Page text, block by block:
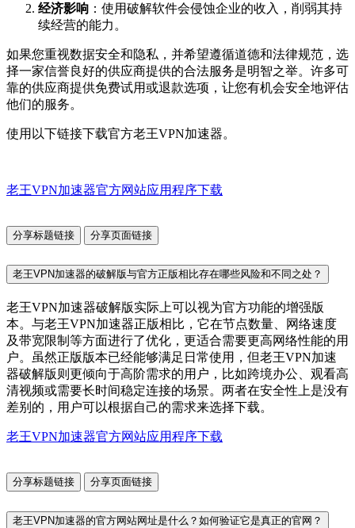
经济影响 ：使用破解软件会侵蚀企业的收入，削弱其持
续经营的能力。
如果您重视数据安全和隐私，并希望遵循道德和法律规范，选
择一家信誉良好的供应商提供的合法服务是明智之举。许多可
靠的供应商提供免费试用或退款选项，让您有机会安全地评估
他们的服务。
使用以下链接下载官方老王VPN加速器。
老王VPN加速器官方网站应用程序下载
分享标题链接 分享页面链接
老王VPN加速器的破解版与官方正版相比存在哪些风险和不同之处？
老王VPN加速器破解版实际上可以视为官方功能的增强版
本。与老王VPN加速器正版相比，它在节点数量、网络速度
及带宽限制等方面进行了优化，更适合需要更高网络性能的用
户。虽然正版版本已经能够满足日常使用，但老王VPN加速
器破解版则更倾向于高阶需求的用户，比如跨境办公、观看高
清视频或需要长时间稳定连接的场景。两者在安全性上是没有
差别的，用户可以根据自己的需求来选择下载。
老王VPN加速器官方网站应用程序下载
分享标题链接 分享页面链接
老王VPN加速器的官方网站网址是什么？如何验证它是真正的官网？